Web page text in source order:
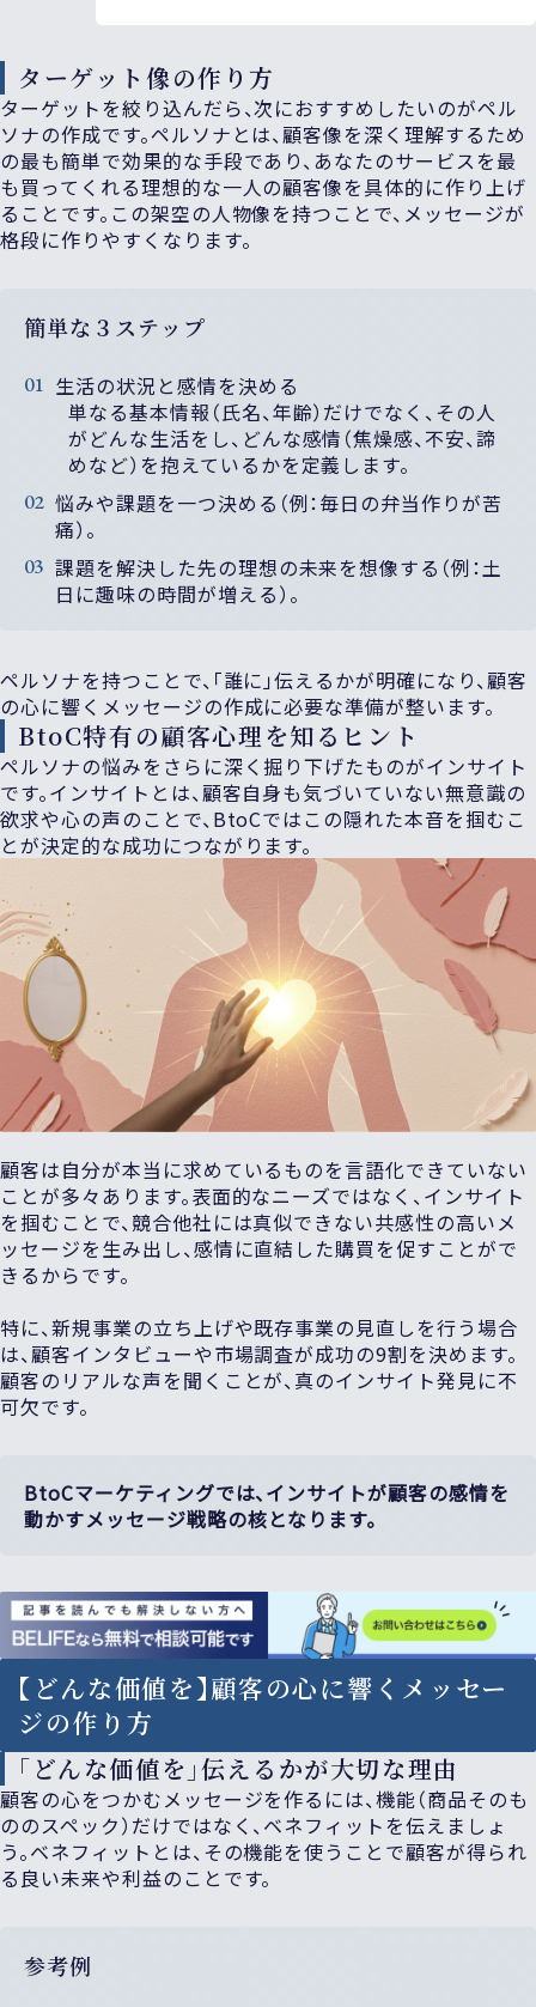
ターゲット像の作り方
ターゲットを絞り込んだら、次におすすめしたいのがペル
ソナの作成です。ペルソナとは、顧客像を深く理解するため
の最も簡単で効果的な手段であり、あなたのサービスを最
も買ってくれる理想的な一人の顧客像を具体的に作り上げ
ることです。この架空の人物像を持つことで、メッセージが
格段に作りやすくなります。
簡単な３ステップ
生活の状況と感情を決める
単なる基本情報（氏名、年齢）だけでなく、その人
がどんな生活をし、どんな感情（焦燥感、不安、諦
めなど）を抱えているかを定義します。
悩みや課題を一つ決める （例：毎日の弁当作りが苦
痛）。
課題を解決した先の理想の未来を想像する （例：土
日に趣味の時間が増える）。
ペルソナを持つことで、「誰に」伝えるかが明確になり、顧客
の心に響くメッセージの作成に必要な準備が整います。
BtoC特有の顧客心理を知るヒント
ペルソナの悩みをさらに深く掘り下げたものがインサイト
です。インサイトとは、顧客自身も気づいていない無意識の
欲求や心の声のことで、BtoCではこの隠れた本音を掴むこ
とが決定的な成功につながります。
顧客は自分が本当に求めているものを言語化できていない
ことが多々あります。表面的なニーズではなく、インサイト
を掴むことで、競合他社には真似できない共感性の高いメ
ッセージを生み出し、感情に直結した購買を促すことがで
きるからです。
特に、新規事業の立ち上げや既存事業の見直しを行う場合
は、顧客インタビューや市場調査が成功の9割を決めます。
顧客のリアルな声を聞くことが、真のインサイト発見に不
可欠です。
BtoCマーケティングでは、インサイトが顧客の感情を
動かすメッセージ戦略の核となります。
【どんな価値を】顧客の心に響くメッセー
ジの作り方
「どんな価値を」伝えるかが大切な理由
顧客の心をつかむメッセージを作るには、機能（商品そのも
ののスペック）だけではなく、ベネフィットを伝えましょ
う。ベネフィットとは、その機能を使うことで顧客が得られ
る良い未来や利益のことです。
参考例